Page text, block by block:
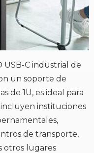
USB-C industrial de
un soporte de
de 1U, es ideal para
instituciones
de transporte,
otros lugares